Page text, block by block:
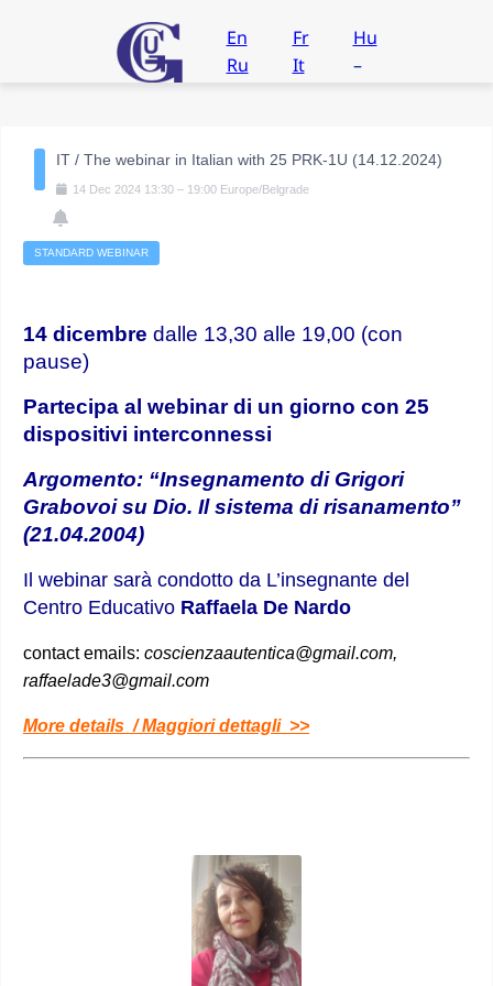
En
Ru
Fr
It
Hu
–
IT / The webinar in Italian with 25 PRK-1U (14.12.2024)
14 Dec 2024 13:30 – 19:00 Europe/Belgrade
STANDARD WEBINAR
14 dicembre dalle 13,30 alle 19,00 (con
pause)
Partecipa al webinar di un giorno con 25
dispositivi interconnessi
Argomento: “Insegnamento di Grigori
Grabovoi su Dio. Il sistema di risanamento”
(21.04.2004)
Il webinar sarà condotto da L’insegnante del
Centro Educativo Raffaela De Nardo
contact emails: coscienzaautentica@gmail.com,
raffaelade3@gmail.com
More details / Maggiori dettagli >>